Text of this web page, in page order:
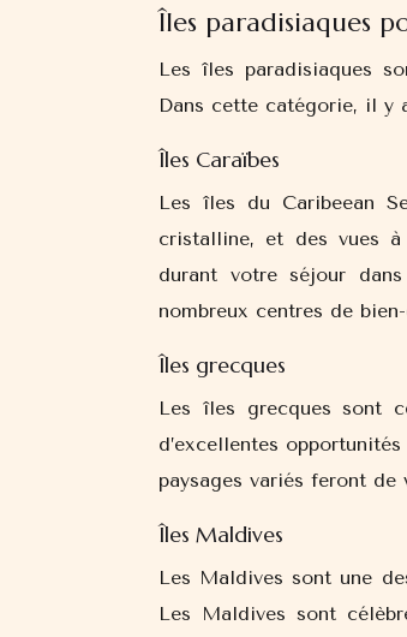
Îles paradisiaques
Les îles paradisiaques
Dans cette catégorie, il y
Îles Caraïbes
Les îles du Caribeean
cristalline, et des vues à
durant votre séjour
nombreux centres de
Îles grecques
Les îles grecques sont
d’excellentes
paysages variés feront
Îles Maldives
Les Maldives sont une
Les Maldives sont